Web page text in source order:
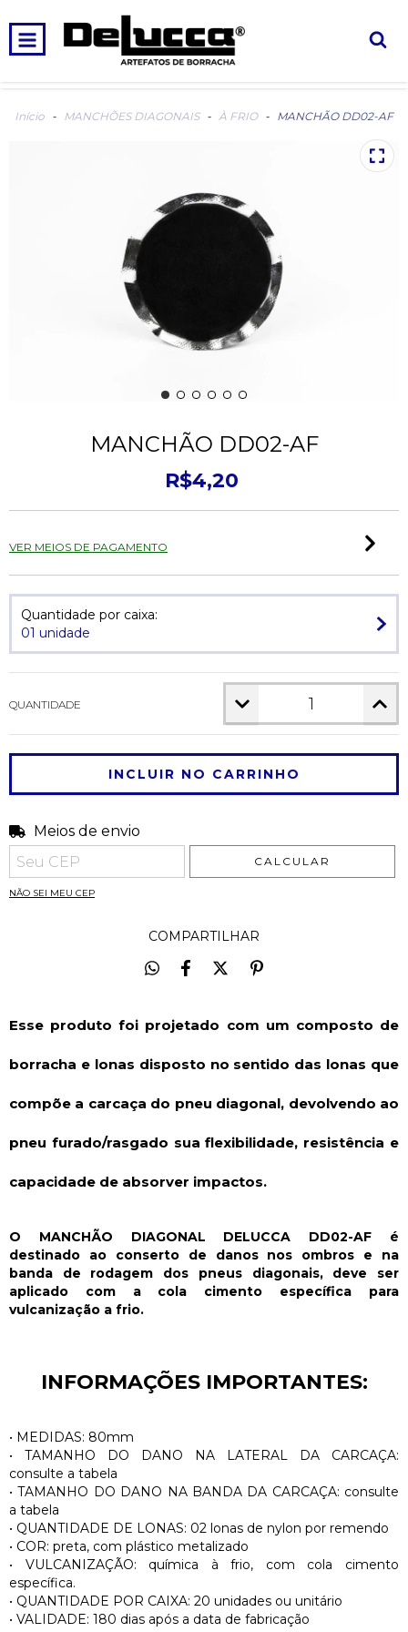
PRODUTOS
Início - MANCHÕES DIAGONAIS - À FRIO - MANCHÃO DD02-AF
MANCHÃO DD02-AF
R$4,20
VER MEIOS DE PAGAMENTO
Quantidade por caixa:
01 unidade
QUANTIDADE
Entregas para o CEP:
Meios de envio
CALCULAR
NÃO SEI MEU CEP
COMPARTILHAR
Esse produto foi projetado com um composto de
borracha e lonas disposto no sentido das lonas que
compõe a carcaça do pneu diagonal, devolvendo ao
pneu furado/rasgado sua flexibilidade, resistência e
capacidade de absorver impactos.
O MANCHÃO DIAGONAL DELUCCA DD02-AF é
destinado ao conserto de danos nos ombros e na
banda de rodagem dos pneus diagonais, deve ser
aplicado com a cola cimento específica para
vulcanização a frio.
INFORMAÇÕES IMPORTANTES:
• MEDIDAS: 80mm
•
TAMANHO DO DANO NA LATERAL DA CARCAÇA:
consulte a tabela
• TAMANHO DO DANO NA BANDA DA CARCAÇA: consulte
a tabela
• QUANTIDADE DE LONAS: 02 lonas de nylon por remendo
• COR: preta, com plástico metalizado
• VULCANIZAÇÃO: química à frio, com cola cimento
específica.
• QUANTIDADE POR CAIXA: 20 unidades ou unitário
• VALIDADE: 180 dias após a data de fabricação